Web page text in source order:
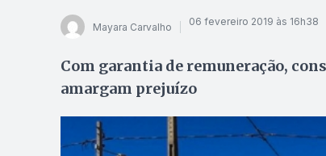
Mayara Carvalho 06 fevereiro 2019 às 16h38
Com garantia de remuneração,
amargam prejuízo